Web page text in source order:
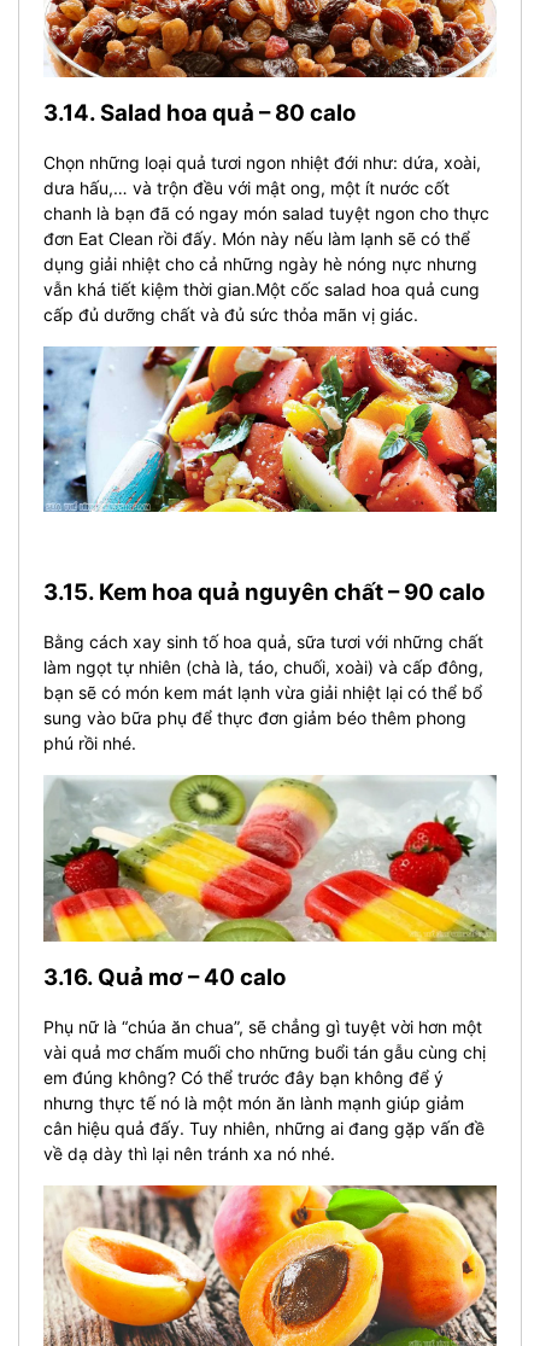
3.14. Salad hoa quả – 80 calo
Chọn những loại quả tươi ngon nhiệt đới như: dứa, xoài,
dưa hấu,… và trộn đều với mật ong, một ít nước cốt
chanh là bạn đã có ngay món salad tuyệt ngon cho thực
đơn Eat Clean rồi đấy. Món này nếu làm lạnh sẽ có thể
dụng giải nhiệt cho cả những ngày hè nóng nực nhưng
vẫn khá tiết kiệm thời gian.Một cốc salad hoa quả cung
cấp đủ dưỡng chất và đủ sức thỏa mãn vị giác.
3.15. Kem hoa quả nguyên chất – 90 calo
Bằng cách xay sinh tố hoa quả, sữa tươi với những chất
làm ngọt tự nhiên (chà là, táo, chuối, xoài) và cấp đông,
bạn sẽ có món kem mát lạnh vừa giải nhiệt lại có thể bổ
sung vào bữa phụ để thực đơn giảm béo thêm phong
phú rồi nhé.
3.16. Quả mơ – 40 calo
Phụ nữ là “chúa ăn chua”, sẽ chẳng gì tuyệt vời hơn một
vài quả mơ chấm muối cho những buổi tán gẫu cùng chị
em đúng không? Có thể trước đây bạn không để ý
nhưng thực tế nó là một món ăn lành mạnh giúp giảm
cân hiệu quả đấy. Tuy nhiên, những ai đang gặp vấn đề
về dạ dày thì lại nên tránh xa nó nhé.